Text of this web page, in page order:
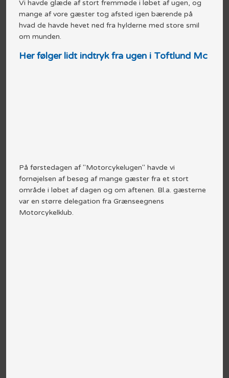
Vi havde glæde af stort fremmøde i løbet af ugen, og
mange af vore gæster tog afsted igen bærende på
hvad de havde hevet ned fra hylderne med store smil
om munden.
Her følger lidt indtryk fra ugen i Toftlund Mc
​På førstedagen af "Motorcykelugen" havde vi
fornøjelsen af besøg af mange gæster fra et stort
område i løbet af dagen og om aftenen. Bl.a. gæsterne
var en større delegation fra Grænseegnens
Motorcykelklub.